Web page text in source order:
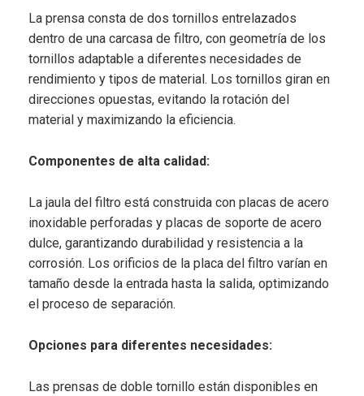
La prensa consta de dos tornillos entrelazados
dentro de una carcasa de filtro, con geometría de los
tornillos adaptable a diferentes necesidades de
rendimiento y tipos de material. Los tornillos giran en
direcciones opuestas, evitando la rotación del
material y maximizando la eficiencia.
Componentes de alta calidad:
La jaula del filtro está construida con placas de acero
inoxidable perforadas y placas de soporte de acero
dulce, garantizando durabilidad y resistencia a la
corrosión. Los orificios de la placa del filtro varían en
tamaño desde la entrada hasta la salida, optimizando
el proceso de separación.
Opciones para diferentes necesidades:
Las prensas de doble tornillo están disponibles en